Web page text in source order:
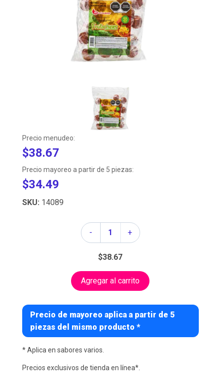
Precio menudeo:
$38.67
Precio mayoreo a partir de 5 piezas:
$34.49
SKU: 14089
-
Cantidad +
$38.67
Agregar al carrito
Precio de mayoreo aplica a partir de 5
piezas del mismo producto *
* Aplica en sabores varios.
Precios exclusivos de tienda en línea*.